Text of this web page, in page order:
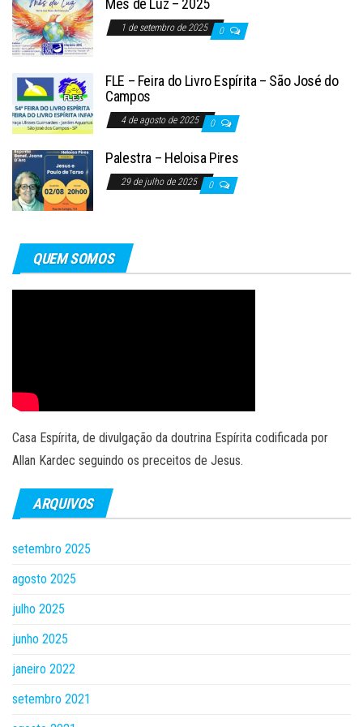
Mês de Luz – 2025
1 de setembro de 2025 0
FLE – Feira do Livro Espírita – São José do
Campos
4 de agosto de 2025 0
Palestra – Heloisa Pires
29 de julho de 2025 0
QUEM SOMOS
Casa Espírita, de divulgação da doutrina Espírita codificada por
Allan Kardec seguindo os preceitos de Jesus.
ARQUIVOS
setembro 2025
agosto 2025
julho 2025
junho 2025
janeiro 2022
setembro 2021